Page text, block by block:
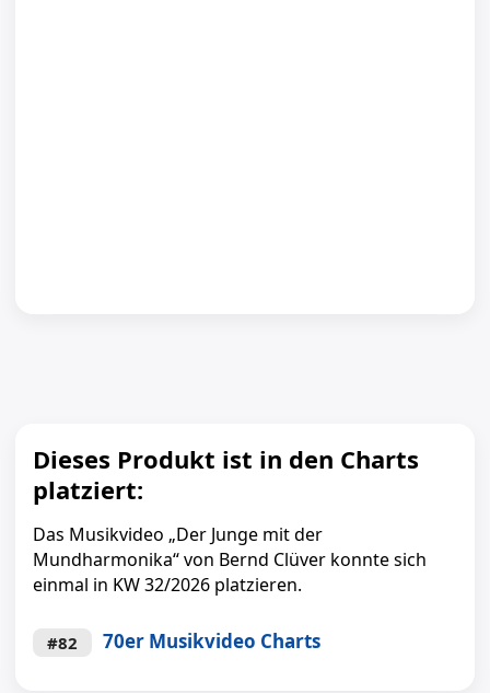
Dieses Produkt ist in den Charts
platziert:
Das Musikvideo „Der Junge mit der
Mundharmonika“ von Bernd Clüver konnte sich
einmal in KW 32/2026 platzieren.
#82 70er Musikvideo Charts